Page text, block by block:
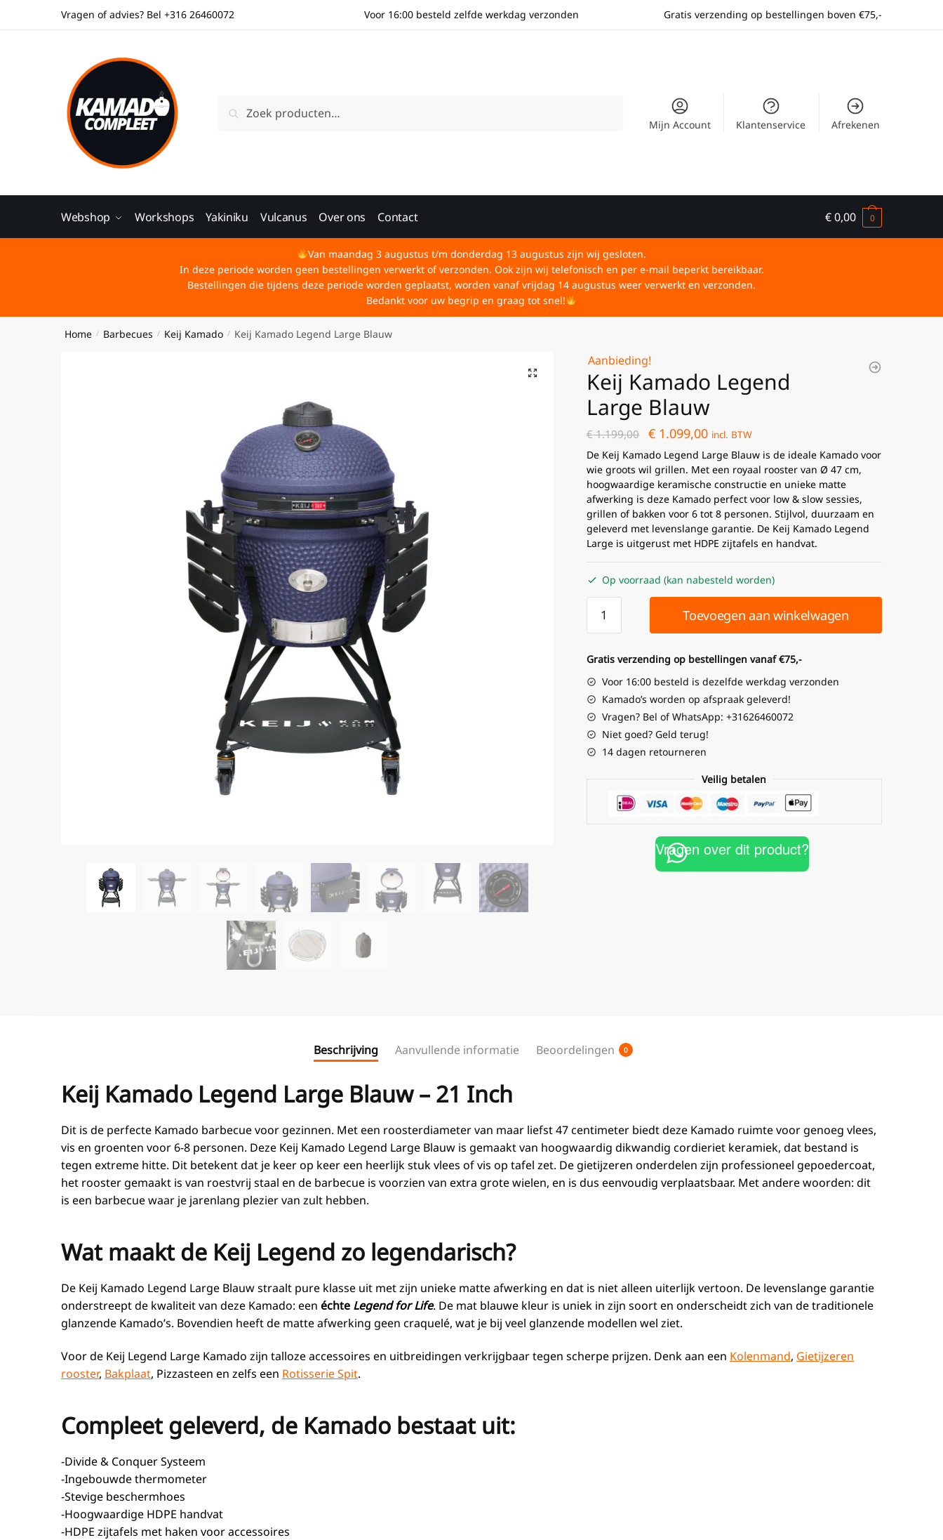
Vragen of advies? Bel +316 26460072 Voor 16:00 besteld zelfde werkdag verzonden Gratis verzending op bestellingen boven €75,-
Zoeken
Mijn Account Klantenservice Afrekenen
Webshop Workshops Yakiniku Vulcanus Over ons Contact €0,00 0
Van maandag 3 augustus t/m donderdag 13 augustus zijn wij gesloten.
In deze periode worden geen bestellingen verwerkt of verzonden. Ook zijn wij telefonisch en per e-mail beperkt bereikbaar.
Bestellingen die tijdens deze periode worden geplaatst, worden vanaf vrijdag 14 augustus weer verwerkt en verzonden.
Bedankt voor uw begrip en graag tot snel!
Home / Barbecues / Keij Kamado / Keij Kamado Legend Large Blauw
Aanbieding!
Keij Kamado Legend
Large Blauw
€1.199,00 €1.099,00 incl. BTW
De Keij Kamado Legend Large Blauw is de ideale Kamado voor
wie groots wil grillen. Met een royaal rooster van Ø 47 cm,
hoogwaardige keramische constructie en unieke matte
afwerking is deze Kamado perfect voor low & slow sessies,
grillen of bakken voor 6 tot 8 personen. Stijlvol, duurzaam en
geleverd met levenslange garantie. De Keij Kamado Legend
Large is uitgerust met HDPE zijtafels en handvat.
Op voorraad (kan nabesteld worden)
Toevoegen aan winkelwagen
Gratis verzending op bestellingen vanaf €75,-
Voor 16:00 besteld is dezelfde werkdag verzonden
Kamado’s worden op afspraak geleverd!
Vragen? Bel of WhatsApp: +31626460072
Niet goed? Geld terug!
14 dagen retourneren
Veilig betalen
Vragen over dit product?
Beschrijving Aanvullende informatie Beoordelingen 0
Keij Kamado Legend Large Blauw – 21 Inch
Dit is de perfecte Kamado barbecue voor gezinnen. Met een roosterdiameter van maar liefst 47 centimeter biedt deze Kamado ruimte voor genoeg vlees,
vis en groenten voor 6-8 personen. Deze Keij Kamado Legend Large Blauw is gemaakt van hoogwaardig dikwandig cordieriet keramiek, dat bestand is
tegen extreme hitte. Dit betekent dat je keer op keer een heerlijk stuk vlees of vis op tafel zet. De gietijzeren onderdelen zijn professioneel gepoedercoat,
het rooster gemaakt is van roestvrij staal en de barbecue is voorzien van extra grote wielen, en is dus eenvoudig verplaatsbaar. Met andere woorden: dit
is een barbecue waar je jarenlang plezier van zult hebben.
Wat maakt de Keij Legend zo legendarisch?
De Keij Kamado Legend Large Blauw straalt pure klasse uit met zijn unieke matte afwerking en dat is niet alleen uiterlijk vertoon. De levenslange garantie
onderstreept de kwaliteit van deze Kamado: eenéchte Legend for Life. De mat blauwe kleur is uniek in zijn soort en onderscheidt zich van de traditionele
glanzende Kamado’s. Bovendien heeft de matte afwerking geen craquelé, wat je bij veel glanzende modellen wel ziet.
Voor de Keij Legend Large Kamado zijn talloze accessoires en uitbreidingen verkrijgbaar tegen scherpe prijzen. Denk aan een Kolenmand, Gietijzeren
rooster, Bakplaat, Pizzasteen en zelfs een Rotisserie Spit.
Compleet geleverd, de Kamado bestaat uit:
-Divide & Conquer Systeem
-Ingebouwde thermometer
-Stevige beschermhoes
-Hoogwaardige HDPE handvat
-HDPE zijtafels met haken voor accessoires